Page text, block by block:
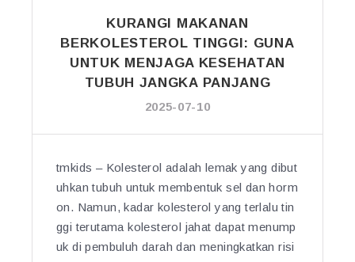
KURANGI MAKANAN
BERKOLESTEROL TINGGI: GUNA
UNTUK MENJAGA KESEHATAN
TUBUH JANGKA PANJANG
2025-07-10
tmkids – Kolesterol adalah lemak yang dibut
uhkan tubuh untuk membentuk sel dan horm
on. Namun, kadar kolesterol yang terlalu tin
ggi terutama kolesterol jahat dapat menump
uk di pembuluh darah dan meningkatkan risi